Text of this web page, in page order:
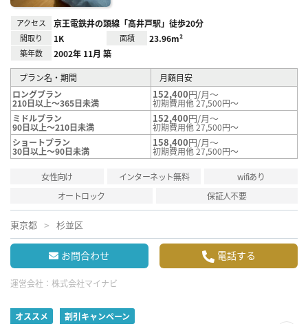
アクセス 京王電鉄井の頭線「高井戸駅」徒歩20分
間取り 1K 面積 23.96m²
築年数 2002年 11月 築
プラン名・期間
月額目安
ロングプラン
210日以上～365日未満
152,400円/月～
初期費用他 27,500円～
ミドルプラン
90日以上～210日未満
152,400円/月～
初期費用他 27,500円～
ショートプラン
30日以上～90日未満
158,400円/月～
初期費用他 27,500円～
女性向け インターネット無料
wifiあり
オートロック
保証人不要
東京都 杉並区
お問合わせ 電話する
運営会社： 株式会社マイナビ
オススメ 割引キャンペーン